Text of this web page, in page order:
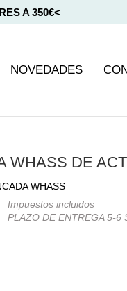
A 350€<
NOVEDADES
WHASS DE
WHASS
Impuestos incluidos
PLAZO DE ENTREGA 5-6